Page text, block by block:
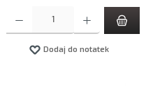
Dodaj do notatek